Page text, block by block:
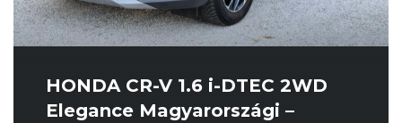
HONDA CR-V 1.6 i-DTEC 2WD
Elegance Magyarországi –